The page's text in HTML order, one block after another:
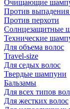
Очищающие
Против выпадения
Против перхоти
Солнцезащитные
Технические
Для объема волос
Travel-size
Для седых волос
Твердые шампуни
Бальзамы
Для всех типов
Для жестких волос